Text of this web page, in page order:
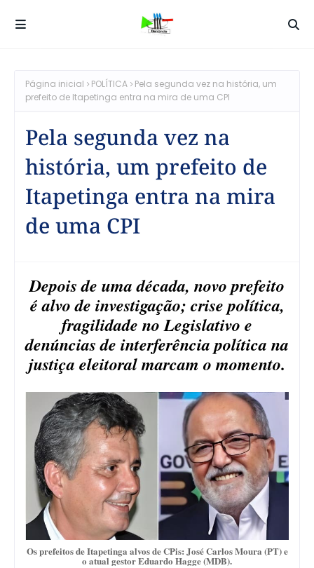
Página inicial POLÍTICA
Pela segunda vez na história, um
prefeito de Itapetinga entra na mira de uma CPI
Pela segunda vez na
história, um prefeito de
Itapetinga entra na mira
de uma CPI
Depois de uma década, novo prefeito
é alvo de investigação; crise política,
fragilidade no Legislativo e
denúncias de interferência política na
justiça eleitoral marcam o momento.
Os prefeitos de Itapetinga alvos de CPis: José Carlos Moura (PT) e
o atual gestor Eduardo Hagge (MDB).